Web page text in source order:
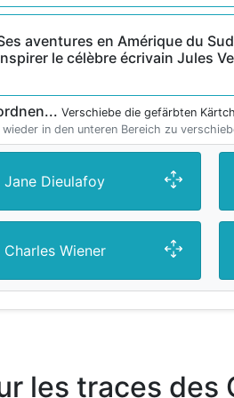
aventures en Amérique du
le célèbre écrivain Jules
Verschiebe die gefärbten
in den unteren Bereich zu
Jane Dieulafoy
Charles Wiener
les traces des